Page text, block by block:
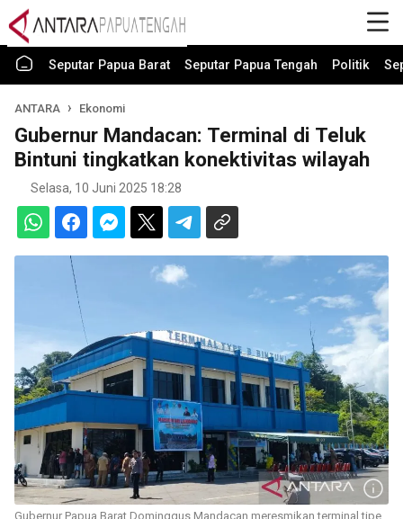
Seputar Papua Barat Seputar Papua Tengah Politik
ANTARA Ekonomi
Gubernur Mandacan: Terminal di Teluk
Bintuni tingkatkan konektivitas wilayah
Selasa, 10 Juni 2025 18:28
Gubernur Papua Barat Dominggus Mandacan meresmikan terminal tipe